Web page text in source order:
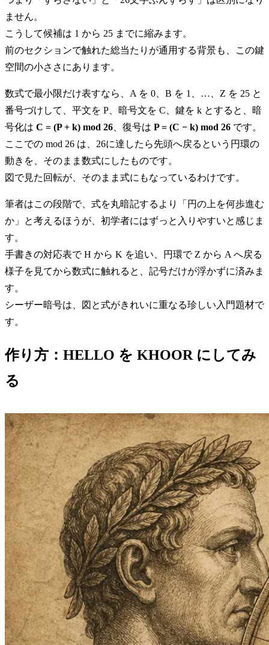
ません。
こうして候補は 1 から 25 までに縮みます。
前のセクションで触れた総当たりが通用する背景も、この鍵
空間の小ささにあります。
数式で最小限だけ表すなら、A を 0、B を 1、…、Z を 25 と
番号づけして、平文を P、暗号文を C、鍵を k とすると、暗
号化は C = (P + k) mod 26 、復号は P = (C − k) mod 26 です。
ここでの mod 26 は、26に達したら先頭へ戻るという円環の
動きを、そのまま数式にしたものです。
図で見た回転が、そのまま式にもなっているわけです。
筆者はこの段階で、式を丸暗記するより「円の上を何歩進む
か」と考えるほうが、初学者にはずっと入りやすいと感じま
す。
手書きの対応表で H から K を追い、円環で Z から A へ戻る
様子を見てから数式に触れると、記号だけが浮かずに済みま
す。
シーザー暗号は、図と式がきれいに重なる珍しい入門題材で
す。
作り方：HELLO を KHOOR にしてみ
る